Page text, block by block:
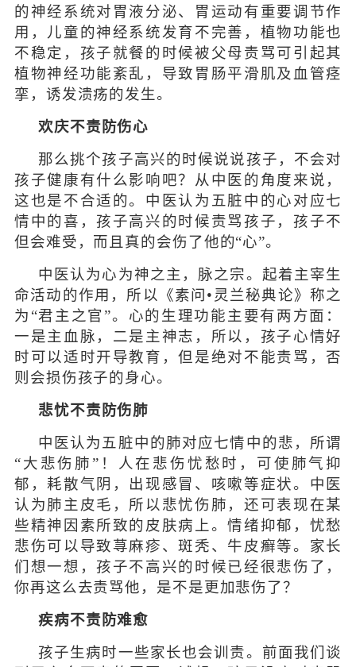
的神经系统对胃液分泌、胃运动有重要调节作
用，儿童的神经系统发育不完善，植物功能也
不稳定，孩子就餐的时候被父母责骂可引起其
植物神经功能紊乱，导致胃肠平滑肌及血管痉
挛，诱发溃疡的发生。
欢庆不责防伤心
那么挑个孩子高兴的时候说说孩子，不会对
孩子健康有什么影响吧？从中医的角度来说，
这也是不合适的。中医认为五脏中的心对应七
情中的喜，孩子高兴的时候责骂孩子，孩子不
但会难受，而且真的会伤了他的“心”。
中医认为心为神之主，脉之宗。起着主宰生
命活动的作用，所以《素问•灵兰秘典论》称之
为“君主之官”。心的生理功能主要有两方面：
一是主血脉，二是主神志，所以，孩子心情好
时可以适时开导教育，但是绝对不能责骂，否
则会损伤孩子的身心。
悲忧不责防伤肺
中医认为五脏中的肺对应七情中的悲，所谓
“大悲伤肺”！人在悲伤忧愁时，可使肺气抑
郁，耗散气阴，出现感冒、咳嗽等症状。中医
认为肺主皮毛，所以悲忧伤肺，还可表现在某
些精神因素所致的皮肤病上。情绪抑郁，忧愁
悲伤可以导致荨麻疹、斑秃、牛皮癣等。家长
们想一想，孩子不高兴的时候已经很悲伤了，
你再这么去责骂他，是不是更加悲伤了？
疾病不责防难愈
孩子生病时一些家长也会训责。前面我们谈